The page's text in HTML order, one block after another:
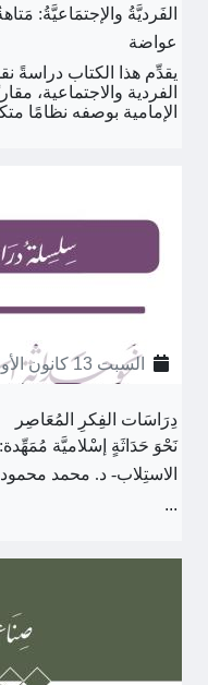
الفَرديَّةُ والإجتمَاعيَّةُ:
عواضة
يقدِّم هذا الكتاب دراسةً
الفردية والاجتماعية،
الإمامية بوصفه نظامًا
السبت 13 كانون الأول 2025
دِرَاسَات الفِكرِ المُعَاصِر
نَحْوَ حَدَاثَةٍ إسْلاميَّة
الاستِلاب- د. محمد
...